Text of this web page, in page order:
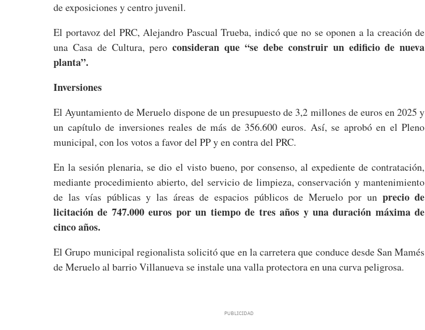
de exposiciones y centro juvenil.
El portavoz del PRC, Alejandro Pascual Trueba, indicó que no se oponen a la creación de
una Casa de Cultura, peroconsideran que “se debe construir un edificio de nueva
planta”.
Inversiones
El Ayuntamiento de Meruelo dispone de un presupuesto de 3,2 millones de euros en 2025 y
un capítulo de inversiones reales de más de 356.600 euros. Así, se aprobó en el Pleno
municipal, con los votos a favor del PP y en contra del PRC.
En la sesión plenaria, se dio el visto bueno, por consenso, al expediente de contratación,
mediante procedimiento abierto, del servicio de limpieza, conservación y mantenimiento
de las vías públicas y las áreas de espacios públicos de Meruelo por un precio de
licitación de 747.000 euros por un tiempo de tres años y una duración máxima de
cinco años.
El Grupo municipal regionalista solicitó que en la carretera que conduce desde San Mamés
de Meruelo al barrio Villanueva se instale una valla protectora en una curva peligrosa.